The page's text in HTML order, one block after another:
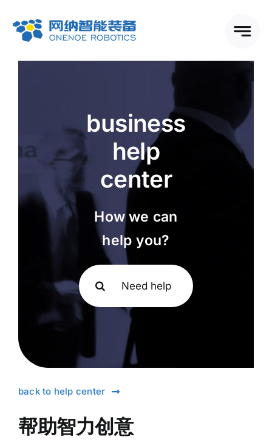
business
help
center
How we can
help you?
搜
索：
back to help center
帮助智力创意